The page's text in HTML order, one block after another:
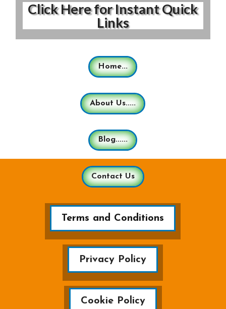
Click Here for Instant Quick
Links
Home...
About Us.....
Blog......
Contact Us
Terms and Conditions
Privacy Policy
Cookie Policy